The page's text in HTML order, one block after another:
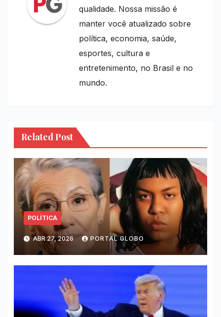
qualidade. Nossa missão é
manter você atualizado sobre
política, economia, saúde,
esportes, cultura e
entretenimento, no Brasil e no
mundo.
Related Post
POLÍTICA
ABR 27, 2026 PORTAL GLOBO